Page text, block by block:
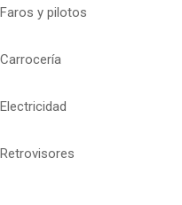
Faros y pilotos
Carrocería
Electricidad
Retrovisores